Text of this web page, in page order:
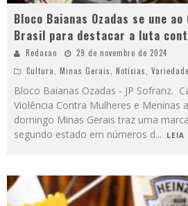
Bloco Baianas Ozadas se une
Brasil para destacar a luta
Redacao
29 de novembro de 2024
Cultura
Minas Gerais Notícias
Bloco Baianas Ozadas - JP Sofranz.
Violência Contra Mulheres e Meninas
domingo Minas Gerais traz uma
segundo estado em números d... LEIA